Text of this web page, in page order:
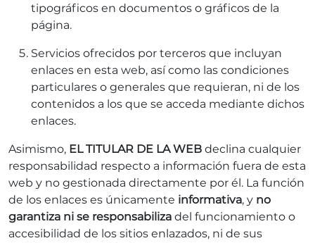
tipográficos en documentos o gráficos de la
página.
Servicios ofrecidos por terceros que incluyan
enlaces en esta web, así como las condiciones
particulares o generales que requieran, ni de los
contenidos a los que se acceda mediante dichos
enlaces.
Asimismo, EL TITULAR DE LA WEB declina cualquier
responsabilidad respecto a información fuera de esta
web y no gestionada directamente por él. La función
de los enlaces es únicamente informativa, y no
garantiza ni se responsabiliza del funcionamiento o
accesibilidad de los sitios enlazados, ni de sus